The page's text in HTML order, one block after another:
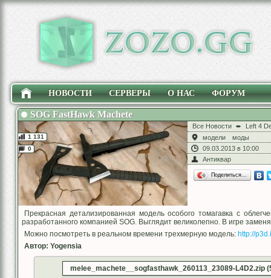
НОВОСТИ СЕРВЕРЫ О НАС ФОРУМ
SOG FastHawk Machete
Все Новости ➨
Left 4
модели
моды
09.03.2013 в 10:00
Антиквар
Поделиться…
Прекрасная детализированная модель особого томагавка с
разработанного компанией SOG. Выглядит великолепно. В игре
Можно посмотреть в реальном времени трехмерную модель: http://
Автор: Yogensia
melee_machete__sogfasthawk_260113_23089-L4D2.zip
1 131
0